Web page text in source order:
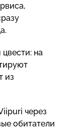
на
из
через
обитатели